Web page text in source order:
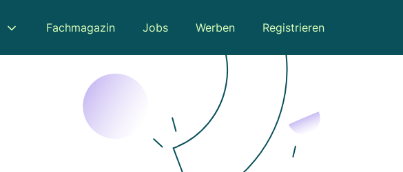
Fachmagazin Jobs Werben Registrieren